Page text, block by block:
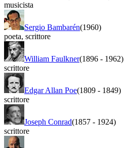
musicista
Sergio Bambarén(1960)
poeta, scrittore
William Faulkner(1896 - 1962)
scrittore
Edgar Allan Poe(1809 - 1849)
scrittore
Joseph Conrad(1857 - 1924)
scrittore